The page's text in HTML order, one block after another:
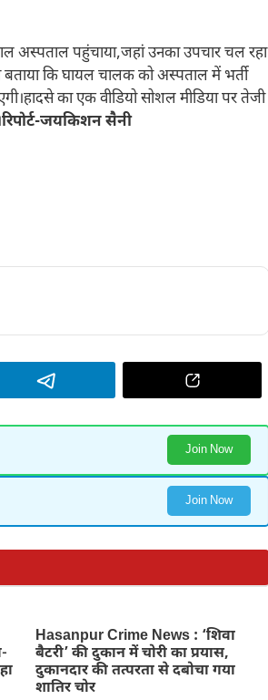
अस्पताल पहुंचाया,जहां उनका उपचार चल रहा
बताया कि घायल चालक को अस्पताल में भर्ती
का एक वीडियो सोशल मीडिया पर तेजी
रिपोर्ट-जयकिशन सैनी
Join Now
Join Now
Hasanpur Crime News : ‘शिवा
बैटरी’ की दुकान में चोरी का प्रयास,
दुकानदार की तत्परता से दबोचा गया
शातिर चोर